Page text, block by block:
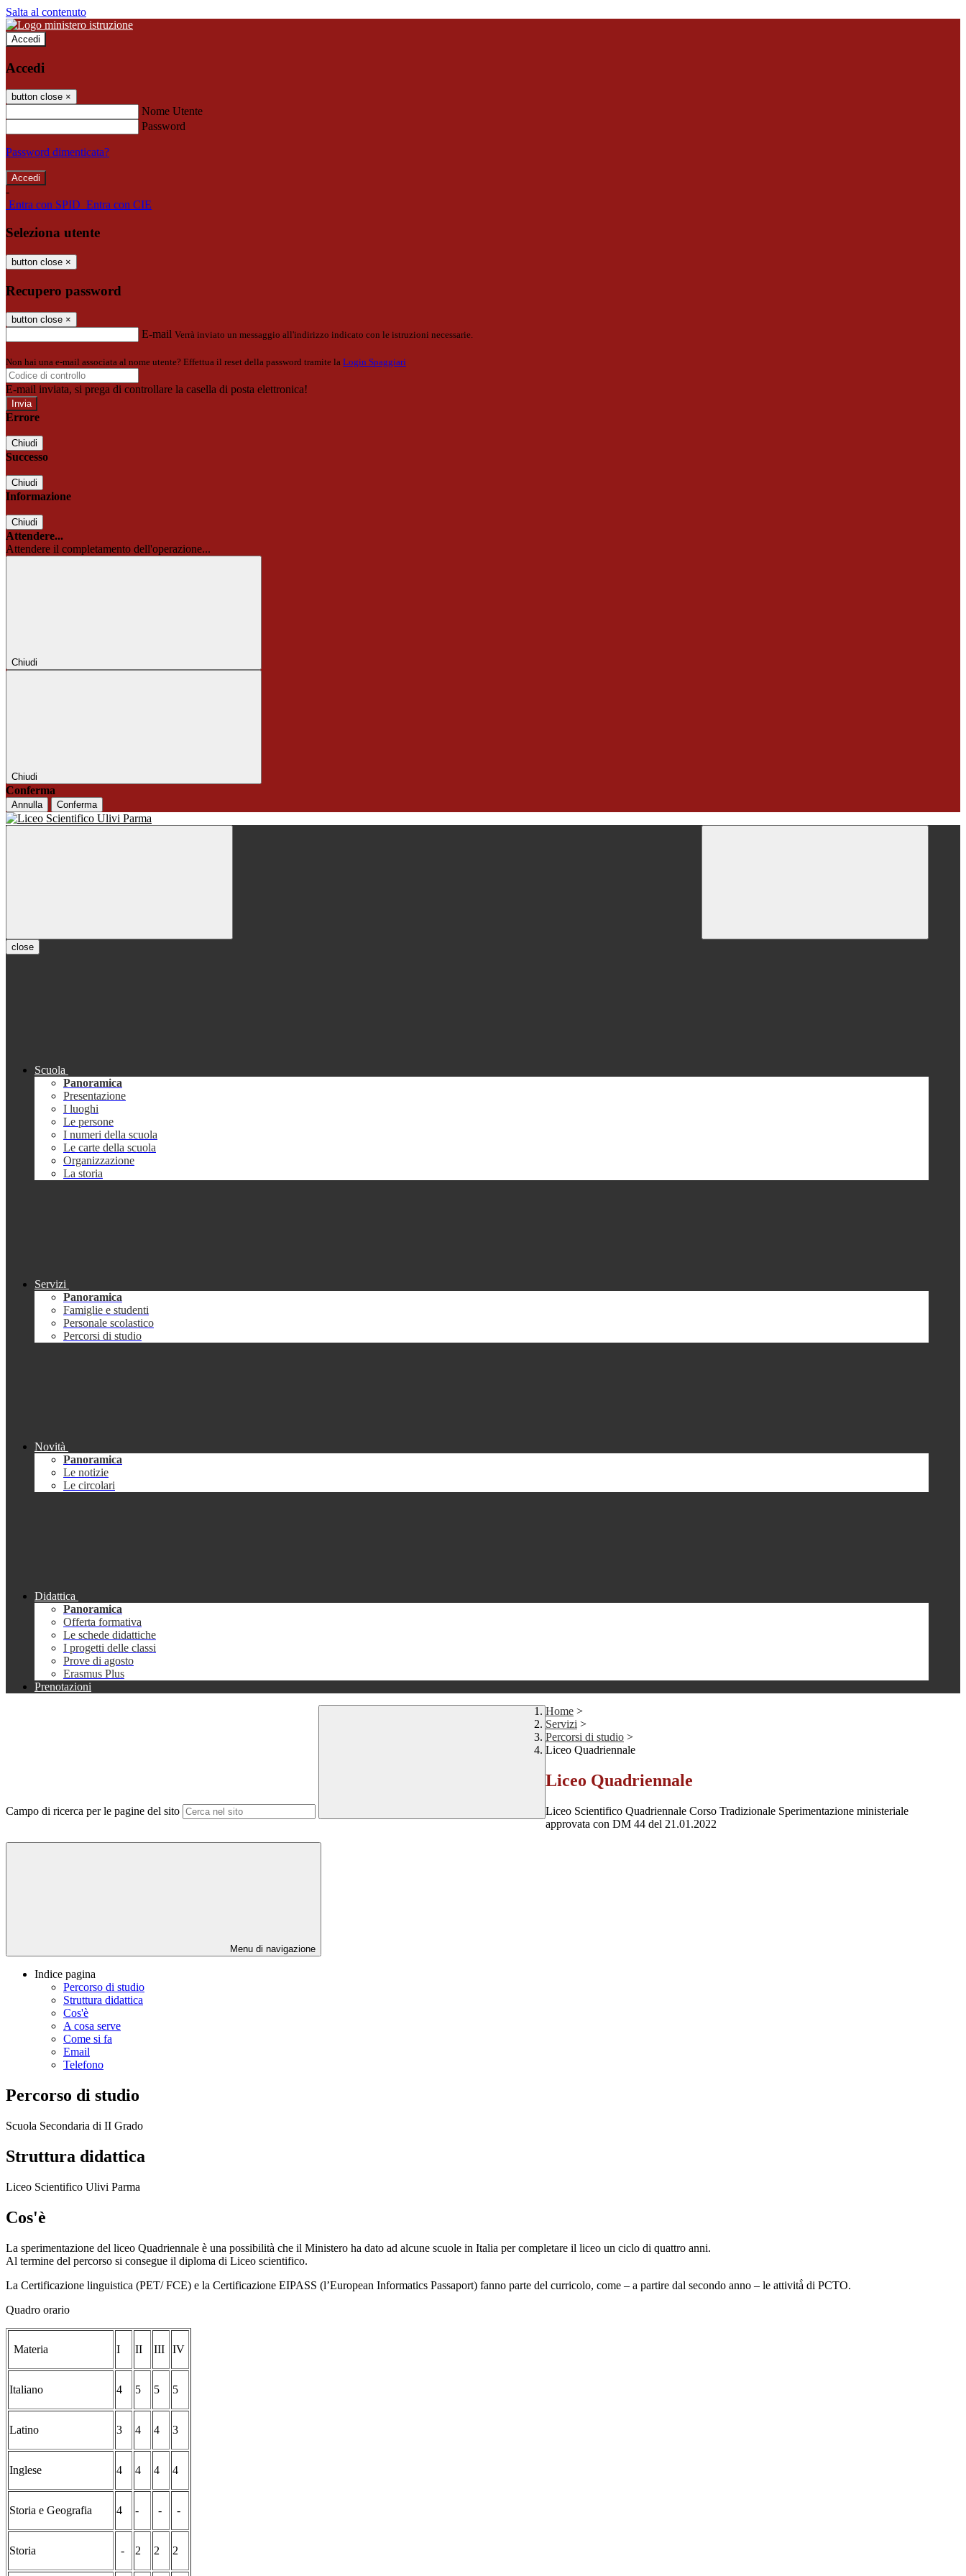
Salta al contenuto
Accedi
Accedi
button close ×
Nome Utente
Password
Password dimenticata?
-
Entra con SPID Entra con CIE
Seleziona utente
button close ×
Recupero password
button close ×
E-mail Verrà inviato un messaggio all'indirizzo indicato con le istruzioni necessarie.
Non hai una e-mail associata al nome utente? Effettua il reset della password tramite la Login Spaggiari
E-mail inviata, si prega di controllare la casella di posta elettronica!
Errore
Chiudi
Successo
Chiudi
Informazione
Chiudi
Attendere...
Attendere il completamento dell'operazione...
Chiudi
Chiudi
Conferma
Annulla Conferma
close
Scuola
Panoramica
Presentazione
I luoghi
Le persone
I numeri della scuola
Le carte della scuola
Organizzazione
La storia
Servizi
Panoramica
Famiglie e studenti
Personale scolastico
Percorsi di studio
Novità
Panoramica
Le notizie
Le circolari
Didattica
Panoramica
Offerta formativa
Le schede didattiche
I progetti delle classi
Prove di agosto
Erasmus Plus
Prenotazioni
Campo di ricerca per le pagine del sito
Home >
Servizi >
Percorsi di studio >
Liceo Quadriennale
Liceo Quadriennale
Liceo Scientifico Quadriennale Corso Tradizionale Sperimentazione ministeriale
approvata con DM 44 del 21.01.2022
Menu di navigazione
Indice pagina
Percorso di studio
Struttura didattica
Cos'è
A cosa serve
Come si fa
Email
Telefono
Percorso di studio
Scuola Secondaria di II Grado
Struttura didattica
Liceo Scientifico Ulivi Parma
Cos'è
La sperimentazione del liceo Quadriennale è una possibilità che il Ministero ha dato ad alcune scuole in Italia per completare il liceo un ciclo di quattro anni.
Al termine del percorso si consegue il diploma di Liceo scientifico.
La Certificazione linguistica (PET/ FCE) e la Certificazione EIPASS (l’European Informatics Passaport) fanno parte del curricolo, come – a partire dal secondo anno – le attività̀ di PCTO.
Quadro orario
Materia I II III IV
Italiano 4 5 5 5
Latino 3 4 4 3
Inglese 4 4 4 4
Storia e Geografia 4 - - -
Storia - 2 2 2